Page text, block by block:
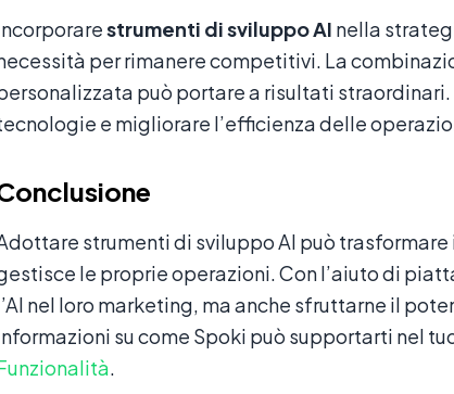
strumenti di sviluppo AI nella
per rimanere competitivi. La
può portare a risultati
e migliorare l’efficienza delle
strumenti di sviluppo AI può
le proprie operazioni. Con l’aiuto di
nel loro marketing, ma anche sfruttarne il
su come Spoki può supportarti nel
.